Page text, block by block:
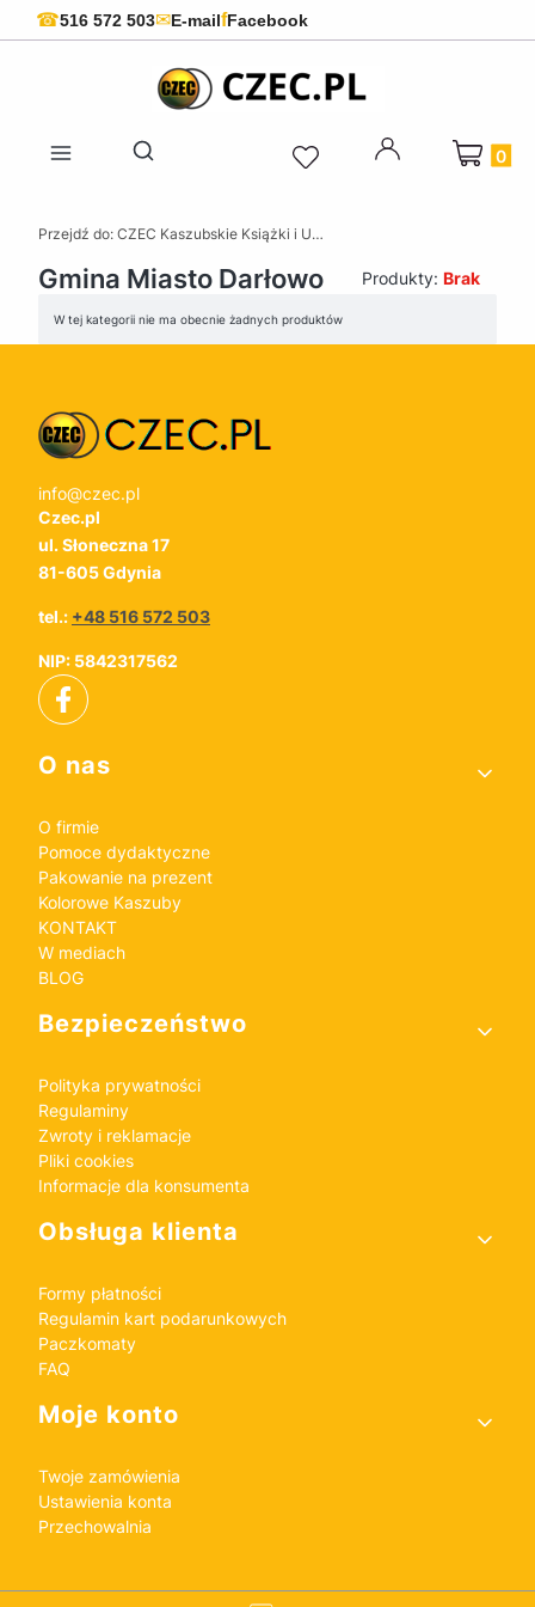
☎516 572 503✉E-mailfFacebook
Otwórz wyszukiwarkę
Produkty
Przejdź do: CZEC Kaszubskie Książki i Upominki - Pamiątki z Kaszub
Gmina Miasto Darłowo Produkty: Brak
Lista produktów
W tej kategorii nie ma obecnie żadnych produktów
info@czec.pl
Czec.pl
ul. Słoneczna 17
81-605 Gdynia
tel.: +48 516 572 503
NIP: 5842317562
Linki w stopce
O nas
O firmie
Pomoce dydaktyczne
Pakowanie na prezent
Kolorowe Kaszuby
KONTAKT
W mediach
BLOG
Bezpieczeństwo
Polityka prywatności
Regulaminy
Zwroty i reklamacje
Pliki cookies
Informacje dla konsumenta
Obsługa klienta
Formy płatności
Regulamin kart podarunkowych
Paczkomaty
FAQ
Moje konto
Twoje zamówienia
Ustawienia konta
Przechowalnia